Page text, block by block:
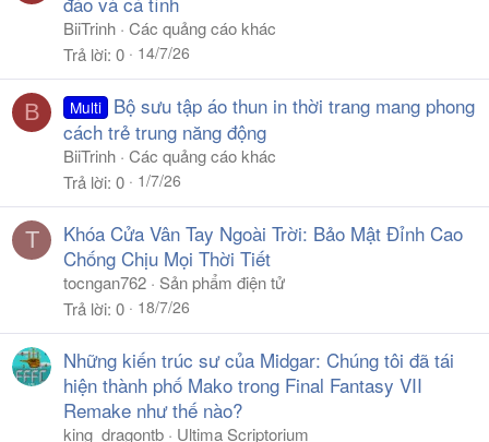
BiiTrinh Các quảng cáo khác
Trả lời 0 14/7/26
B Multi
Bộ sưu tập áo thun in thời trang mang phong
cách trẻ trung năng động
BiiTrinh Các quảng cáo khác
Trả lời 0 1/7/26
T
Khóa Cửa Vân Tay Ngoài Trời: Bảo Mật Đỉnh Cao
Chống Chịu Mọi Thời Tiết
tocngan762
Sản phẩm điện tử
Trả lời 0 18/7/26
Những kiến trúc sư của Midgar: Chúng tôi đã tái
hiện thành phố Mako trong Final Fantasy VII
Remake như thế nào?
king_dragontb
Ultima Scriptorium